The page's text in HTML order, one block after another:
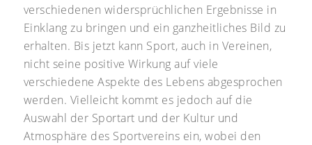
verschiedenen widersprüchlichen Ergebnisse in
Einklang zu bringen und ein ganzheitliches Bild zu
erhalten. Bis jetzt kann Sport, auch in Vereinen,
nicht seine positive Wirkung auf viele
verschiedene Aspekte des Lebens abgesprochen
werden. Vielleicht kommt es jedoch auf die
Auswahl der Sportart und der Kultur und
Atmosphäre des Sportvereins ein, wobei den